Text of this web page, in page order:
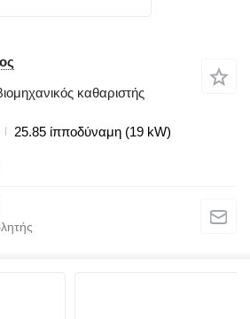
καθαριστής
25.85 ίπποδύναμη (19 kW)